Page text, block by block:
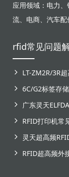
应用领域：电力
流、电商、汽车
rfid常见问题
LT-ZM2R/3R
6C/G2标签存
RFID打印机常
RFID超高频外